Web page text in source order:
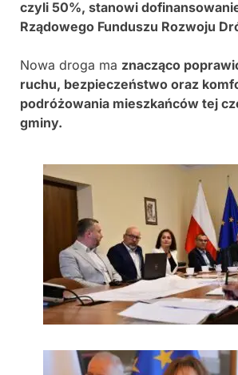
czyli 50%, stanowi
Rządowego Funduszu Rozwoju
Nowa droga ma znacząco
ruchu, bezpieczeństwo oraz
podróżowania mieszkańców tej
gminy.